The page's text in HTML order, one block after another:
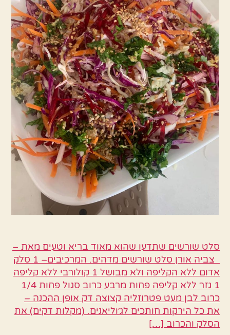
סלט שורשים שתדעו שהוא מאוד בריא וטעים מאת –
צביה אורן סלט שורשים מדהים. המרכיבים– 1 סלק
אדום ללא הקליפה ולא מבושל 1 קולורבי ללא קליפה
1 גזר ללא קליפה פחות מרבע כרוב סגול פחות 1/4
כרוב לבן מעט פטרוזליה קצוצה דק אופן ההכנה –
את כל הירקות חותכים לג׳וליאנים. (מקלות דקים) את
הסלק והכרוב […]